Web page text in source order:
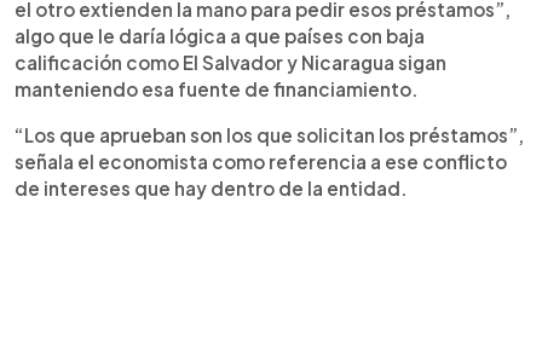
el otro extienden la mano para pedir esos préstamos”,
algo que le daría lógica a que países con baja
calificación como El Salvador y Nicaragua sigan
manteniendo esa fuente de financiamiento.
“Los que aprueban son los que solicitan los préstamos”,
señala el economista como referencia a ese conflicto
de intereses que hay dentro de la entidad.